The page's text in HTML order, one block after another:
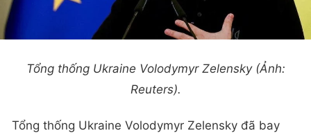
Tổng thống Ukraine Volodymyr Zelensky (Ảnh:
Reuters).
Tổng thống Ukraine Volodymyr Zelensky đã bay